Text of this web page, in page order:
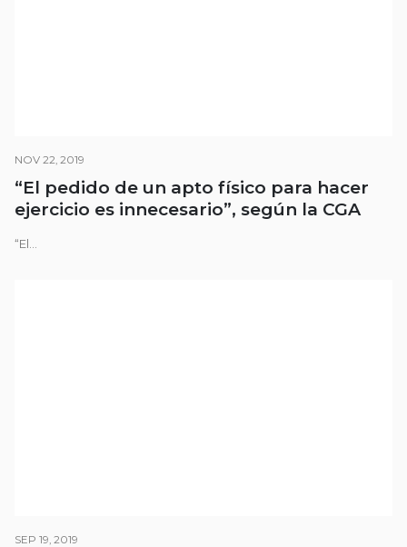
NOV 22, 2019
“El pedido de un apto físico para hacer
ejercicio es innecesario”, según la CGA
“El...
SEP 19, 2019